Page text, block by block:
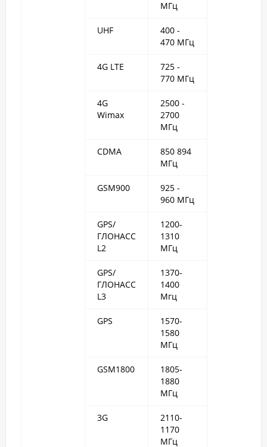
МГц
UHF
400 -
470 МГц
4G LTE
725 -
770 МГц
4G
Wimax
2500 -
2700
МГц
CDMA
850 894
МГц
GSM900
925 -
960 МГц
GPS/
ГЛОНАСС
L2
1200-
1310
МГц
GPS/
ГЛОНАСС
L3
1370-
1400
Мгц
GPS
1570-
1580
МГц
GSM1800
1805-
1880
МГц
3G
2110-
1170
МГц